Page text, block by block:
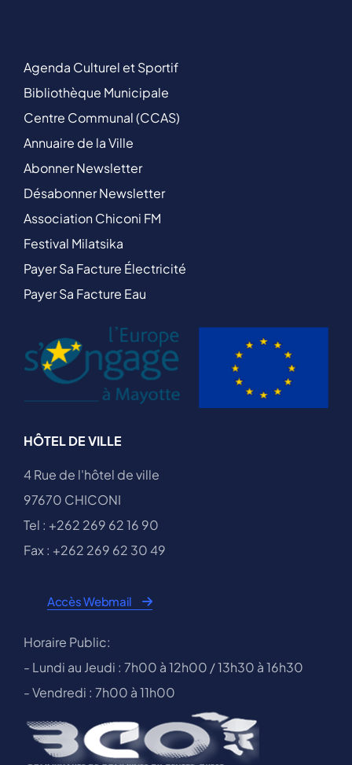
Agenda Culturel et Sportif
Bibliothèque Municipale
Centre Communal (CCAS)
Annuaire de la Ville
Abonner Newsletter
Désabonner Newsletter
Association Chiconi FM
Festival Milatsika
Payer Sa Facture Électricité
Payer Sa Facture Eau
HÔTEL DE VILLE
4 Rue de l'hôtel de ville
97670 CHICONI
Tel : +262 269 62 16 90
Fax : +262 269 62 30 49
Accès Webmail
Horaire Public:
- Lundi au Jeudi : 7h00 à 12h00 / 13h30 à 16h30
- Vendredi : 7h00 à 11h00